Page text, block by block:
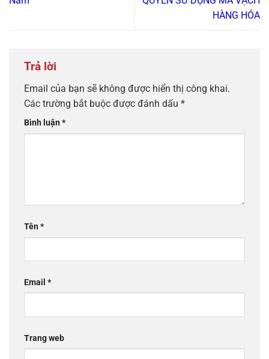
HÀNG HÓA
Trả lời
Email của bạn sẽ không được hiển thị công khai.
Các trường bắt buộc được đánh dấu *
Bình luận*
Tên*
Email *
Trang web